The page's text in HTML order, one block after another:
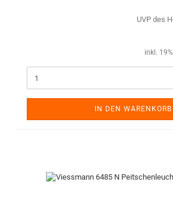
UVP des
inkl.
IN DEN WARENKORB